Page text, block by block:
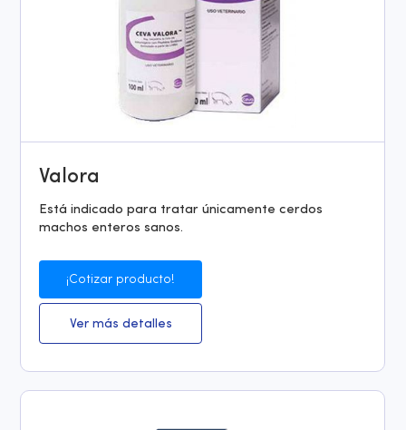
Valora
Está indicado para tratar únicamente cerdos
machos enteros sanos.
¡Cotizar producto!
Ver más detalles